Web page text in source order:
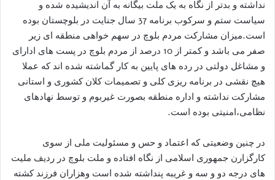
نداشته و بدتر از نگاه به یک ملت بیگانه به آن اندیشیده شده و
سیاست ستم و سرکوب برنامه 37 سال جنایت در بلوچستان بوده
است.میزان مشارکت مردم بلوچ در سهم خواهی منطقه ای زیر
صفر می باشد و کمتر از 10 درصد از مردم بلوچ در پست های ادارای
و مشاغل دولتی در رده های پایین به کار گماشته شده اند که عملا
هیچ نقشی در برنامه ریزی کلی و تصمیمات کلان کشوری و استانی
مشارکت نداشته و اداره منطقه بصورت غیربوم و توسط نهادهای
نظامی،امنیتی بوده است.
در چنین وضعیتی که اعتماد و حس و مسئولیت ملی از سوی
کارگزارن جمهوری اسلامی از نگاه افتاده و ملت بلوچ در ردیف ملیت
های درجه دو و سه و غریبه پنداشته شده است وهزاران فرزند کشته